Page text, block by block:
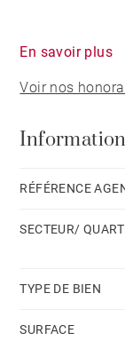
propose une
ouverte sur les
compose de
20 m².
La propriété
cuisine, de trois
En savoir plus
Voir nos
RÉFÉRENCE
SECTEUR/
TYPE DE BIEN
SURFACE